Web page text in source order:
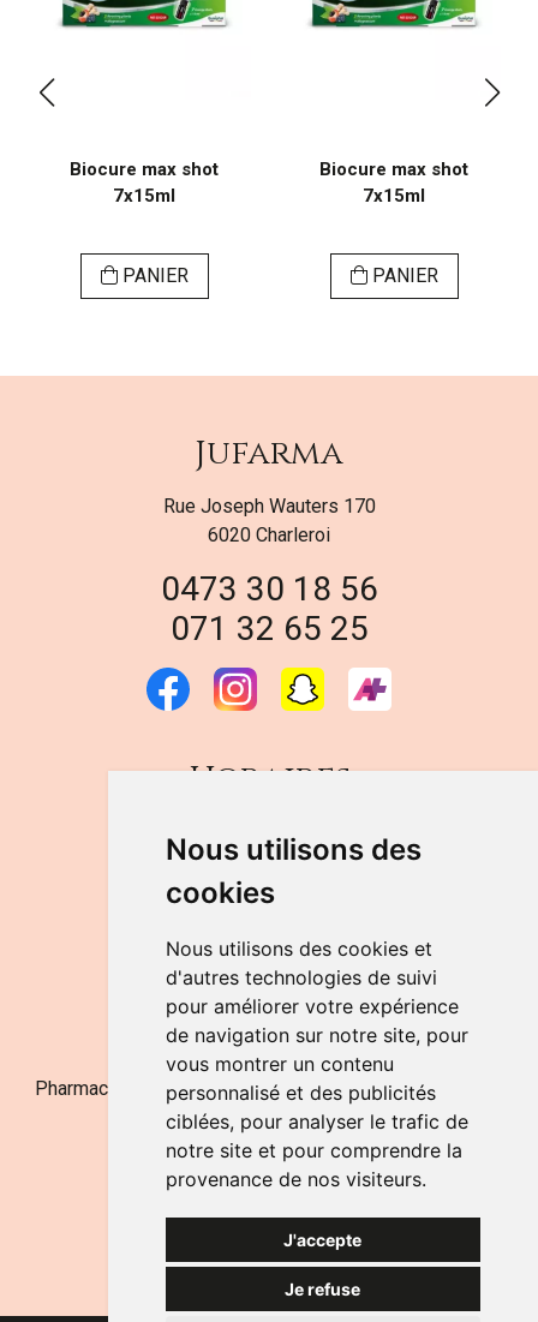
Nous utilisons des
cookies
Nous utilisons des cookies et
d'autres technologies de suivi
pour améliorer votre expérience
de navigation sur notre site, pour
vous montrer un contenu
personnalisé et des publicités
ciblées, pour analyser le trafic de
notre site et pour comprendre la
provenance de nos visiteurs.
J'accepte
Je refuse
Biocure max shot
7x15ml
PANIER
Biocure max shot
7x15ml
PANIER
Jufarma
Rue Joseph Wauters 170
6020 Charleroi
0473 30 18 56
071 32 65 25
Horaires
DU LUNDI AU VENDREDI
de 9h à 12h30 et de 14h à 18h
LE SAMEDI
de 9h à 12h30
NOUS CONTACTER
Pharmacie Jufarma - Fatima Abachra - APB 521704 - N°
Entreprise BE0882-700-592